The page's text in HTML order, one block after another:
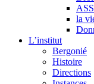
la
L’institut
Bergonié
Histoire
Directions